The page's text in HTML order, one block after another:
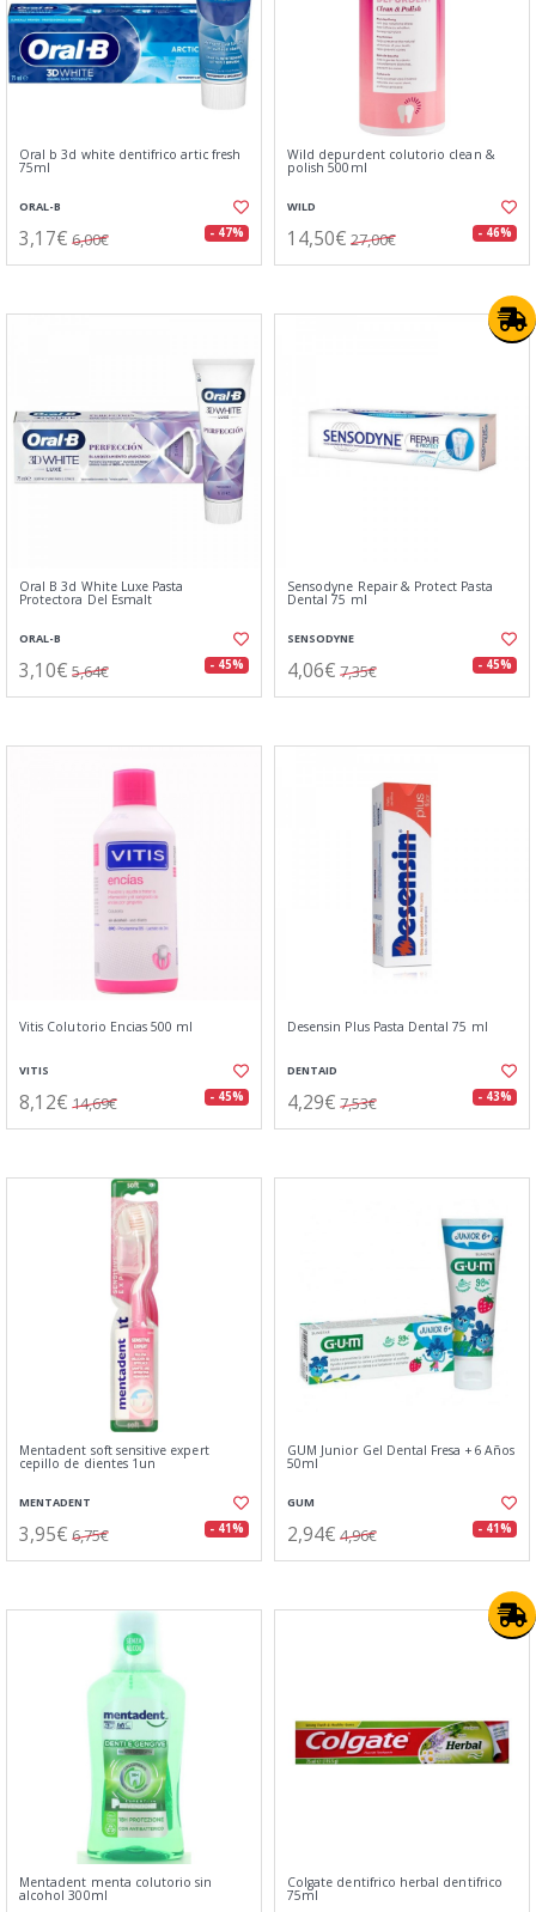
Oral b 3d white dentifrico artic fresh
75ml
ORAL-B
3,17€ 6,00€ - 47%
Wild depurdent colutorio clean &
polish 500ml
WILD
14,50€ 27,00€ - 46%
Oral B 3d White Luxe Pasta
Protectora Del Esmalt
ORAL-B
3,10€ 5,64€ - 45%
Sensodyne Repair & Protect Pasta
Dental 75 ml
SENSODYNE
4,06€ 7,35€ - 45%
Vitis Colutorio Encias 500 ml
VITIS
8,12€ 14,69€ - 45%
Desensin Plus Pasta Dental 75 ml
DENTAID
4,29€ 7,53€ - 43%
Mentadent soft sensitive expert
cepillo de dientes 1un
MENTADENT
3,95€ 6,75€ - 41%
GUM Junior Gel Dental Fresa +6 Años
50ml
GUM
2,94€ 4,96€ - 41%
Mentadent menta colutorio sin
alcohol 300ml
Colgate dentifrico herbal dentifrico
75ml